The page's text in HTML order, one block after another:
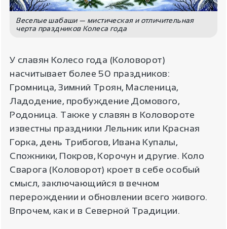
Веселые шабаши — мистическая и отличительная
черта праздников Колеса года
У славян Колесо года (Коловорот)
насчитывает более 50 праздников:
Громница, Зимний Троян, Масленица,
Ладодение, пробуждение Домового,
Родоница. Также у славян в Коловороте
известны праздники Лельник или Красная
Горка, день Трибогов, Ивана Купалы,
Спожники, Покров, Корочун и другие. Коло
Сварога (Коловорот) кроет в себе особый
смысл, заключающийся в вечном
перерождении и обновлении всего живого.
Впрочем, как и в Северной Традиции.